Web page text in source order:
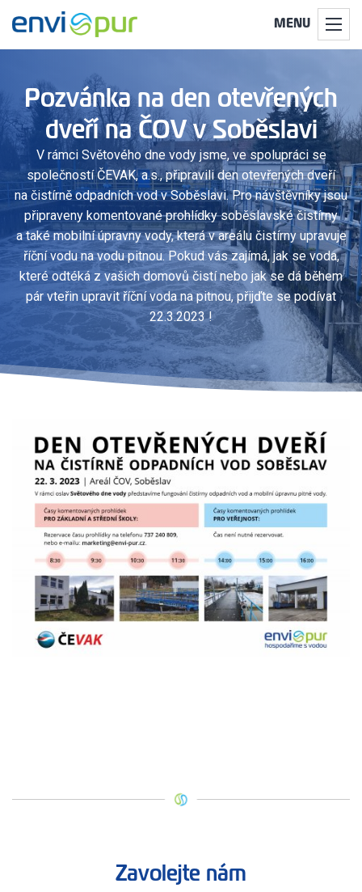
MENU
Pozvánka na den otevřených
dveří na ČOV v Soběslavi
V rámci Světového dne vody jsme, ve spolupráci se
společností ČEVAK, a.s., připravili den otevřených dveří
na čistírně odpadních vod v Soběslavi. Pro návštěvníky jsou
připraveny komentované prohlídky soběslavské čistírny
a také mobilní úpravny vody, která v areálu čistírny upravuje
říční vodu na vodu pitnou. Pokud vás zajímá, jak se voda,
které odtéká z vašich domovů čistí nebo jak se dá během
pár vteřin upravit říční voda na pitnou, přijďte se podívat
22.3.2023 !
Zavolejte nám